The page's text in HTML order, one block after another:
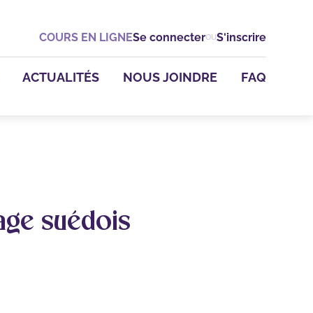
COURS EN LIGNESe connecterouS'inscrire
ACTUALITÉS NOUS JOINDRE FAQ
suédois